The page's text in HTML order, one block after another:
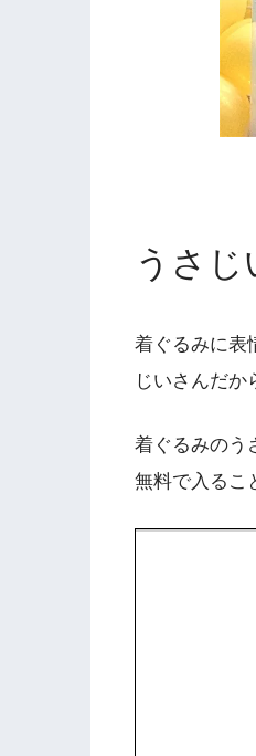
うさじ
着ぐるみに表
じいさんだか
着ぐるみのう
無料で入るこ